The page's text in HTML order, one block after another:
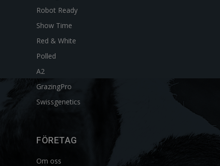
Robot Ready
Show Time
Red & White
Polled
A2
GrazingPro
Swissgenetics
FÖRETAG
Om oss